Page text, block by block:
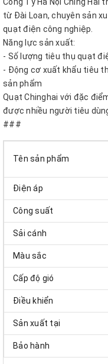
Công Ty Hà Nội Ching Hai
từ Đài Loan, chuyên sản
quạt điện công nghiệp.
Năng lực sản xuất:
- Số lượng tiêu thụ quạt
- Động cơ xuất khẩu tiêu
sản phẩm
Quạt Chinghai với đặc
được nhiều người tiêu
###
Tên sản phẩm
Điện áp
Công suất
Sải cánh
Màu sắc
Cấp độ gió
Điều khiển
Sản xuất tại
Bảo hành